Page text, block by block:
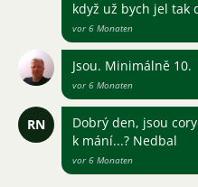
když už bych jel tak
vor 6 Monaten
Jsou. Minimálně 10.
vor 6 Monaten
RN
Dobrý den, jsou
k mání...? Nedbal
vor 6 Monaten